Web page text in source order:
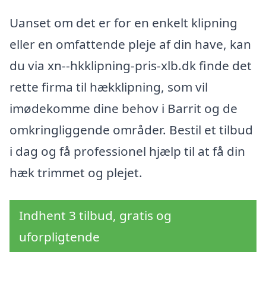
Uanset om det er for en enkelt klipning
eller en omfattende pleje af din have, kan
du via xn--hkklipning-pris-xlb.dk finde det
rette firma til hækklipning, som vil
imødekomme dine behov i Barrit og de
omkringliggende områder. Bestil et tilbud
i dag og få professionel hjælp til at få din
hæk trimmet og plejet.
Indhent 3 tilbud, gratis og
uforpligtende